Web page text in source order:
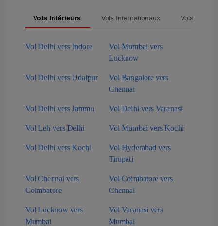
Vols Intérieurs Vols Internationaux Vols
Vol Delhi vers Indore
Vol Mumbai vers
Lucknow
Vol Delhi vers Udaipur
Vol Bangalore vers
Chennai
Vol Delhi vers Jammu Vol Delhi vers Varanasi
Vol Leh vers Delhi Vol Mumbai vers Kochi
Vol Delhi vers Kochi
Vol Hyderabad vers
Tirupati
Vol Chennai vers
Coimbatore
Vol Coimbatore vers
Chennai
Vol Lucknow vers
Mumbai
Vol Varanasi vers
Mumbai